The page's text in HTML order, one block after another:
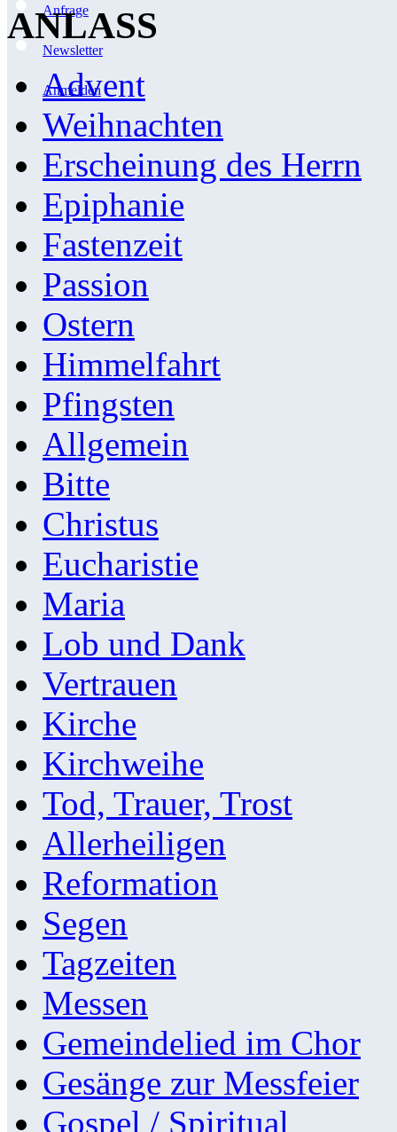
Anfrage
Newsletter
Anmelden
ANLASS
Advent
Weihnachten
Erscheinung des Herrn
Epiphanie
Fastenzeit
Passion
Ostern
Himmelfahrt
Pfingsten
Allgemein
Bitte
Christus
Eucharistie
Maria
Lob und Dank
Vertrauen
Kirche
Kirchweihe
Tod, Trauer, Trost
Allerheiligen
Reformation
Segen
Tagzeiten
Messen
Gemeindelied im Chor
Gesänge zur Messfeier
Gospel / Spiritual